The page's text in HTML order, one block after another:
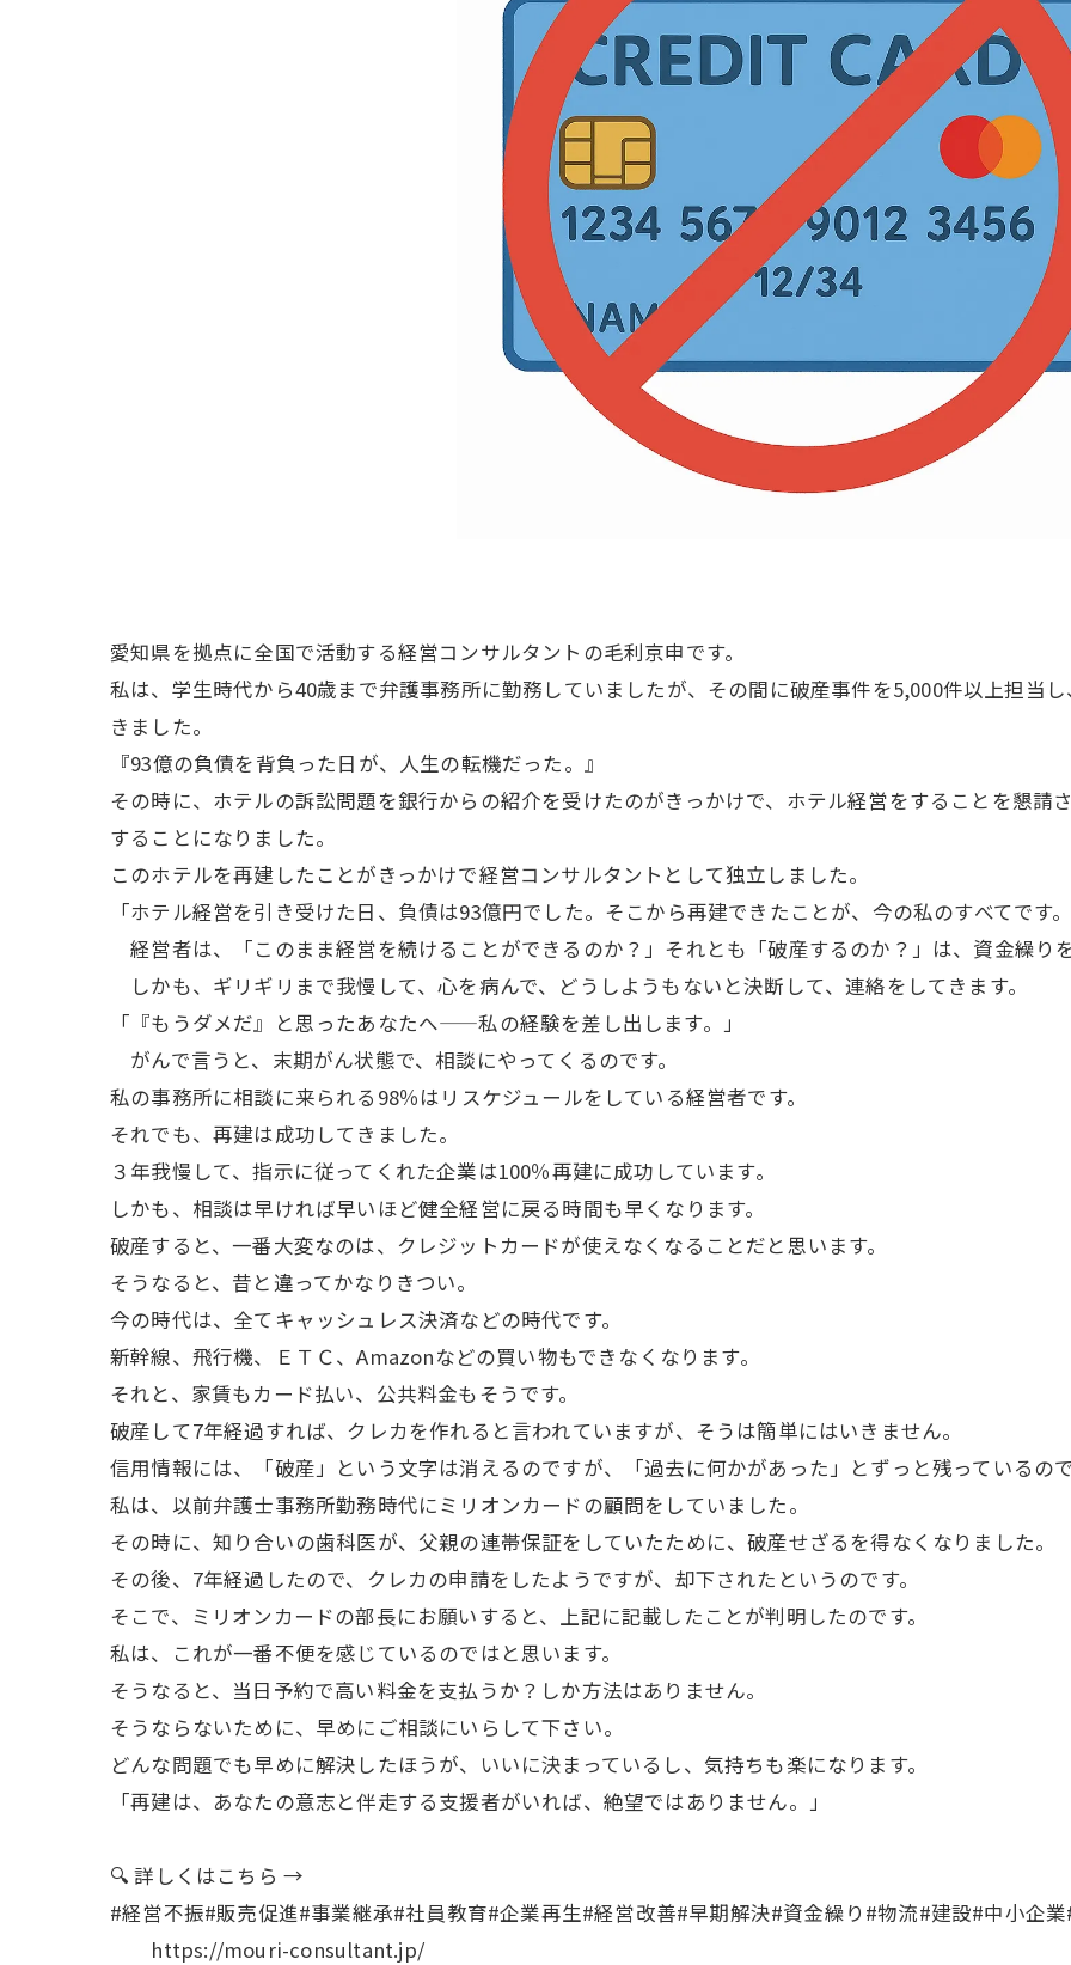
愛知県を拠点に全国で活動する経営コンサルタントの毛利京申です。
私は、学生時代から40歳まで弁護事務所に勤務していましたが、その間に破産事件を5,000件以上担当
きました。
『93億の負債を背負った日が、人生の転機だった。』
その時に、ホテルの訴訟問題を銀行からの紹介を受けたのがきっかけで、ホテル経営をすることを懇請
することになりました。
このホテルを再建したことがきっかけで経営コンサルタントとして独立しました。
「ホテル経営を引き受けた日、負債は93億円でした。そこから再建できたことが、今の私のすべてです
経営者は、「このまま経営を続けることができるのか？」それとも「破産するのか？」は、資金繰り
しかも、ギリギリまで我慢して、心を病んで、どうしようもないと決断して、連絡をしてきます。
「『もうダメだ』と思ったあなたへ——私の経験を差し出します。」
がんで言うと、末期がん状態で、相談にやってくるのです。
私の事務所に相談に来られる98％はリスケジュールをしている経営者です。
それでも、再建は成功してきました。
３年我慢して、指示に従ってくれた企業は100％再建に成功しています。
しかも、相談は早ければ早いほど健全経営に戻る時間も早くなります。
破産すると、一番大変なのは、クレジットカードが使えなくなることだと思います。
そうなると、昔と違ってかなりきつい。
今の時代は、全てキャッシュレス決済などの時代です。
新幹線、飛行機、ＥＴＣ、Amazonなどの買い物もできなくなります。
それと、家賃もカード払い、公共料金もそうです。
破産して7年経過すれば、クレカを作れると言われていますが、そうは簡単にはいきません。
信用情報には、「破産」という文字は消えるのですが、「過去に何かがあった」とずっと残っているの
私は、以前弁護士事務所勤務時代にミリオンカードの顧問をしていました。
その時に、知り合いの歯科医が、父親の連帯保証をしていたために、破産せざるを得なくなりました。
その後、7年経過したので、クレカの申請をしたようですが、却下されたというのです。
そこで、ミリオンカードの部長にお願いすると、上記に記載したことが判明したのです。
私は、これが一番不便を感じているのではと思います。
そうなると、当日予約で高い料金を支払うか？しか方法はありません。
そうならないために、早めにご相談にいらして下さい。
どんな問題でも早めに解決したほうが、いいに決まっているし、気持ちも楽になります。
「再建は、あなたの意志と伴走する支援者がいれば、絶望ではありません。」
🔍 詳しくはこちら →
#経営不振#販売促進#事業継承#社員教育#企業再生#経営改善#早期解決#資金繰り#物流#建設#中小企
https://mouri-consultant.jp/